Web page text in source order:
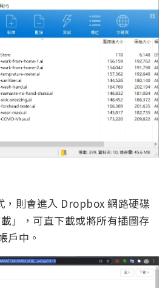
，則會進入 Dropbox 網路硬碟
」，可直下載或將所有插圖存
戶中。